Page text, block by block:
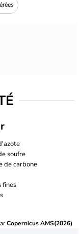
soufre
de carbone
fines
Copernicus AMS(2026)